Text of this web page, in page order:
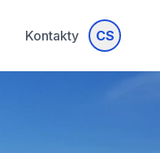
Kontakty CS